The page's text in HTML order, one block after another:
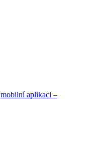
mobilní aplikaci –